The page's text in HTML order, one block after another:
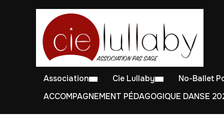
Association Cie Lullaby
No-Ballet
ACCOMPAGNEMENT PÉDAGOGIQUE DANSE